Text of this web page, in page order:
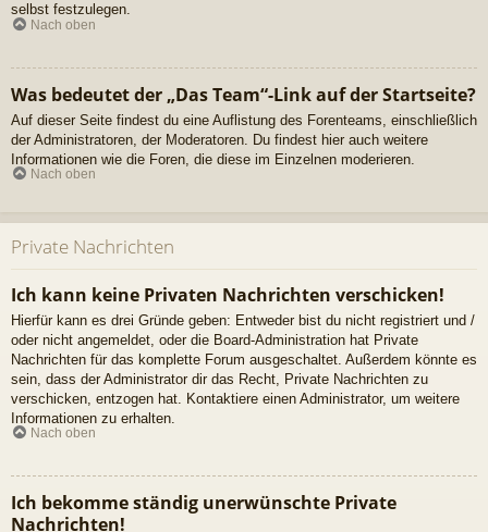
selbst festzulegen.
Nach oben
Was bedeutet der „Das Team“-Link auf der Startseite?
Auf dieser Seite findest du eine Auflistung des Forenteams, einschließlich
der Administratoren, der Moderatoren. Du findest hier auch weitere
Informationen wie die Foren, die diese im Einzelnen moderieren.
Nach oben
Private Nachrichten
Ich kann keine Privaten Nachrichten verschicken!
Hierfür kann es drei Gründe geben: Entweder bist du nicht registriert und /
oder nicht angemeldet, oder die Board-Administration hat Private
Nachrichten für das komplette Forum ausgeschaltet. Außerdem könnte es
sein, dass der Administrator dir das Recht, Private Nachrichten zu
verschicken, entzogen hat. Kontaktiere einen Administrator, um weitere
Informationen zu erhalten.
Nach oben
Ich bekomme ständig unerwünschte Private
Nachrichten!